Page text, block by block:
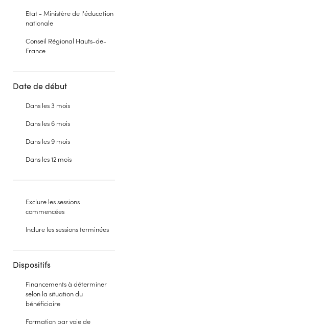
Etat - Ministère de l'éducation
nationale
Conseil Régional Hauts-de-
France
Date de début
Dans les 3 mois
Dans les 6 mois
Dans les 9 mois
Dans les 12 mois
Exclure les sessions
commencées
Inclure les sessions terminées
Dispositifs
Financements à déterminer
selon la situation du
bénéficiaire
Formation par voie de